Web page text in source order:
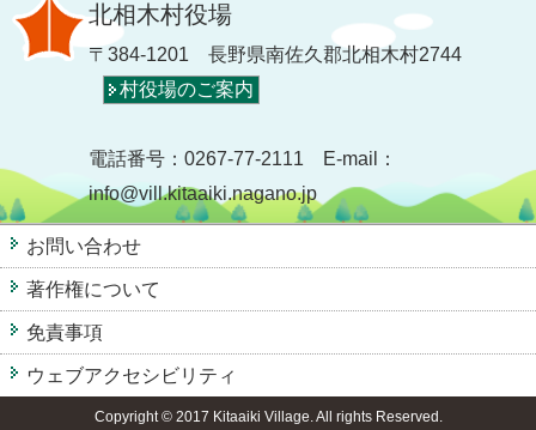
北相木村役場
〒384-1201 長野県南佐久郡北相木村2744
村役場のご案内
電話番号：0267-77-2111 E-mail：
info@vill.kitaaiki.nagano.jp
お問い合わせ
著作権について
免責事項
ウェブアクセシビリティ
Copyright © 2017 Kitaaiki Village. All rights Reserved.